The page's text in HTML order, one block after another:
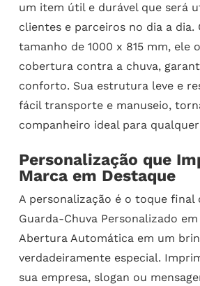
um item útil e durável que será
clientes e parceiros no dia a dia.
tamanho de 1000 x 815 mm, ele
cobertura contra a chuva,
conforto. Sua estrutura leve e
fácil transporte e manuseio,
companheiro ideal para
Personalização que
Marca em Destaque
A personalização é o toque final
Guarda-Chuva Personalizado
Abertura Automática em um
verdadeiramente especial.
sua empresa, slogan ou